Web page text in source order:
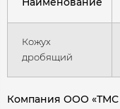
Кожух
дробящий
Компания ООО «ТМС